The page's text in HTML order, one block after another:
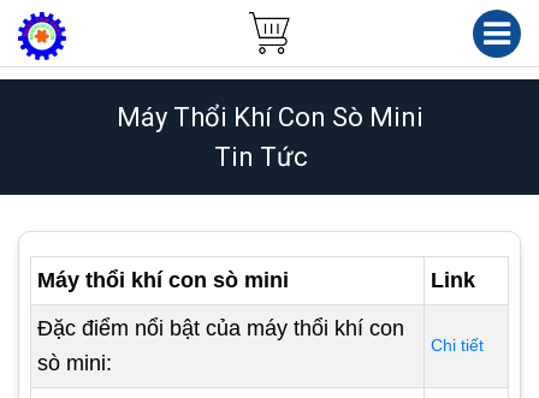
Máy Thổi Khí Con Sò Mini
Tin Tức
Máy thổi khí con sò mini
Link
Đặc điểm nổi bật của máy thổi khí con
sò mini:
Chi tiết